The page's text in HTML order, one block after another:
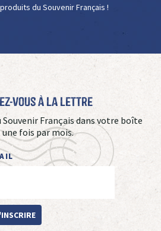
du Souvenir Français !
vous à La Lettre
Souvenir Français dans votre boîte
fois par mois.